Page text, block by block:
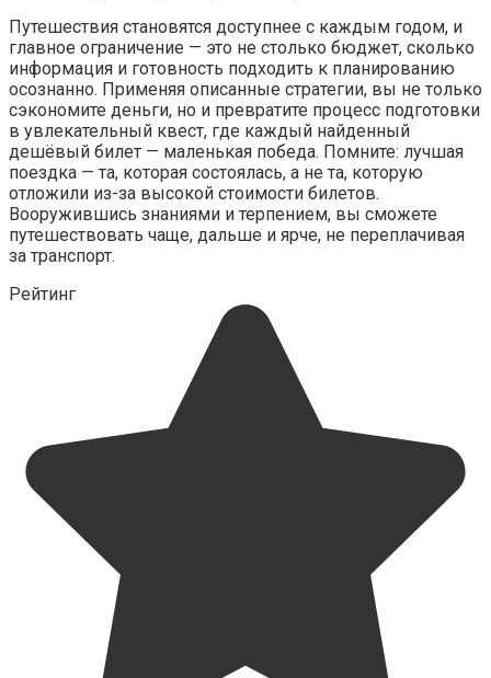
Путешествия становятся доступнее с каждым годом, и
главное ограничение — это не столько бюджет, сколько
информация и готовность подходить к планированию
осознанно. Применяя описанные стратегии, вы не только
сэкономите деньги, но и превратите процесс подготовки
в увлекательный квест, где каждый найденный
дешёвый билет — маленькая победа. Помните: лучшая
поездка — та, которая состоялась, а не та, которую
отложили из-за высокой стоимости билетов.
Вооружившись знаниями и терпением, вы сможете
путешествовать чаще, дальше и ярче, не переплачивая
за транспорт.
Рейтинг